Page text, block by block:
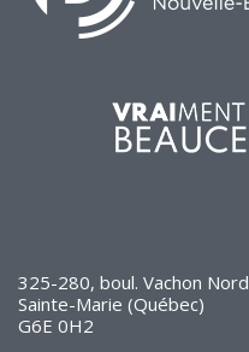
325-280, boul. Vachon Nord
Sainte-Marie (Québec)
G6E 0H2